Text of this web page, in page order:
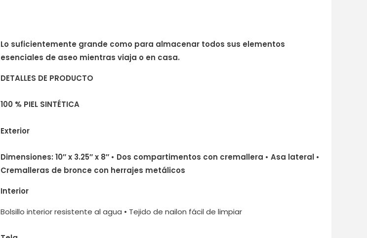
Lo suficientemente grande como para almacenar todos sus elementos
esenciales de aseo mientras viaja o en casa.
DETALLES DE PRODUCTO
100 % PIEL SINTÉTICA
Exterior
Dimensiones: 10″ x 3.25″ x 8″ • Dos compartimentos con cremallera • Asa lateral •
Cremalleras de bronce con herrajes metálicos
Interior
Bolsillo interior resistente al agua • Tejido de nailon fácil de limpiar